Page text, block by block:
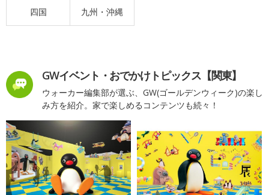
四国 九州・沖縄
GWイベント・おでかけトピックス【関東】
ウォーカー編集部が選ぶ、GW(ゴールデンウィーク)の楽し
み方を紹介。家で楽しめるコンテンツも続々！